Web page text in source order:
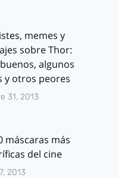
memes y
sobre Thor:
algunos
y otros peores
31, 2013
máscaras más
del cine
2013